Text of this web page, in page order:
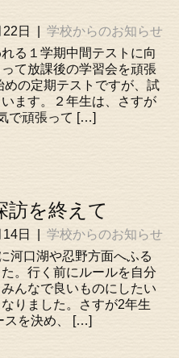
日
学校からのお知らせ
る１学期中間テストに向
て放課後の学習会を頑張
めの定期テストですが、試
ます。２年生は、さすが
で頑張って […]
訪を終えて
日
学校からのお知らせ
河口湖や忍野方面へふる
。行く前にルールを自分
んなで良いものにしたい
りました。さすが2年生
スを決め、 […]